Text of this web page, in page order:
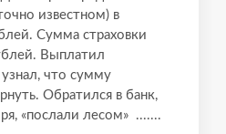
известном) в
Сумма страховки
Выплатил
что сумму
Обратился в банк,
«послали лесом» .......